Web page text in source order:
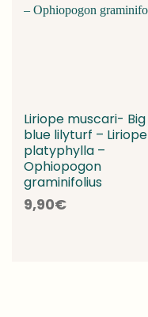
Liriope muscari- Big
blue lilyturf – Liriope
platyphylla –
Ophiopogon
graminifolius
9,90€